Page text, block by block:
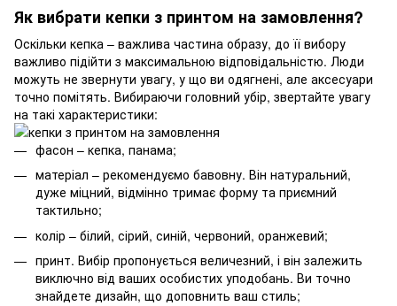
Як вибрати кепки з принтом на замовлення?
Оскільки кепка – важлива частина образу, до її вибору
важливо підійти з максимальною відповідальністю. Люди
можуть не звернути увагу, у що ви одягнені, але аксесуари
точно помітять. Вибираючи головний убір, звертайте увагу
на такі характеристики:
фасон – кепка, панама;
матеріал – рекомендуємо бавовну. Він натуральний,
дуже міцний, відмінно тримає форму та приємний
тактильно;
колір – білий, сірий, синій, червоний, оранжевий;
принт. Вибір пропонується величезний, і він залежить
виключно від ваших особистих уподобань. Ви точно
знайдете дизайн, що доповнить ваш стиль;